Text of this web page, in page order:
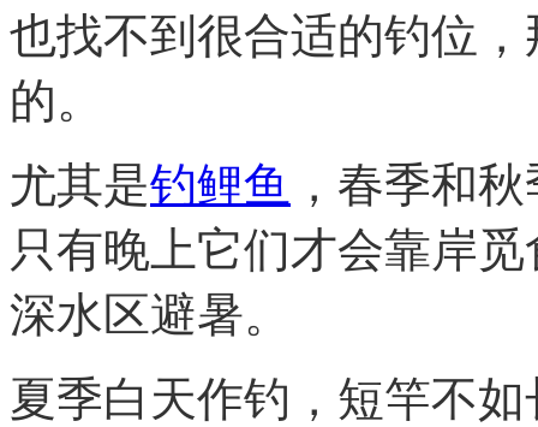
也找不到很合适的钓位
的。
尤其是钓鲤鱼 ，春季和
只有晚上它们才会靠岸
深水区避暑。
夏季白天作钓，短竿不